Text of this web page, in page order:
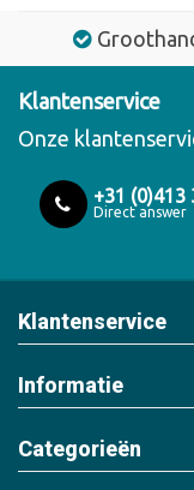
Klantenservice
Onze
+31 (0)413
Direct answer
Klantenservice
Informatie
Categorieën